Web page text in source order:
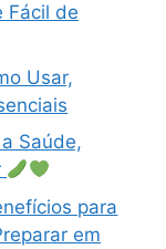
Fácil de
Usar,
Saúde,
para
em